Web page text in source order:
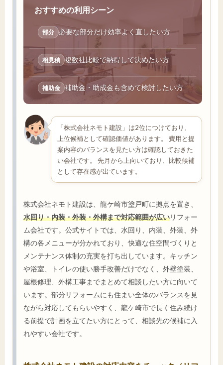
おすすめの利用シーン
部分 必要な部分だけ効率よく直したい方
相見積 複数社比較で納得して決めたい方
補助金 補助金・助成金も含めて検討したい方
「株式会社ネモト建設」は2位につけており、
上位候補として確認価値があります。 費用と提
案内容のバランスを見たい方は確認しておきた
い会社です。 先月から上向いており、比較候補
として存在感が出ています。
株式会社ネモト建設は、龍ケ崎市塗戸町に拠点を置き、
水回り・内装・外装・外構まで対応範囲が広いリフォー
ム会社です。公式サイトでは、水回り、内装、外装、外
構の各メニューが分かれており、快適な住空間づくりと
メンテナンス体制の充実を打ち出しています。キッチン
や浴室、トイレの使い勝手改善だけでなく、外壁塗装、
屋根修理、外構工事までまとめて相談したい方に向いて
います。部分リフォームにも住まい全体のバランスを見
ながら対応してもらいやすく、龍ケ崎市で長く住み続け
る前提で計画を立てたい方にとって、相談先の候補に入
れやすい会社です。